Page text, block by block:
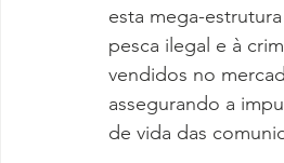
esta mega-
pesca ilegal e à
vendidos no
assegurando a
de vida das